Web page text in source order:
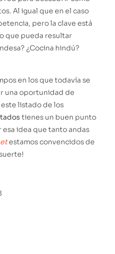
Al igual que en el caso
pero la clave está
que pueda resultar
¿Cocina hindú?
en los que todavía se
una oportunidad de
listado de los
tienes un buen punto
idea que tanto andas
estamos convencidos de